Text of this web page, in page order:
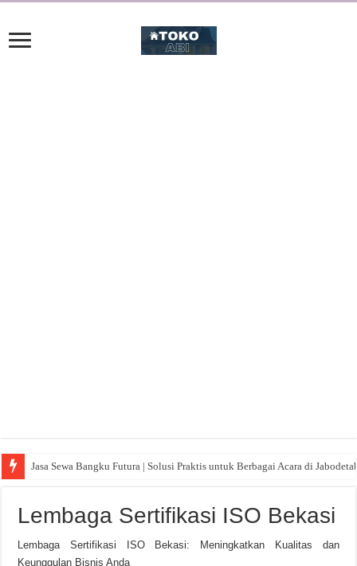
Jasa Sewa Bangku Futura | Solusi Praktis untuk Berbagai Acara di
Lembaga Sertifikasi ISO Bekasi
Lembaga Sertifikasi ISO Bekasi: Meningkatkan Kualitas dan
Keunggulan Bisnis Anda